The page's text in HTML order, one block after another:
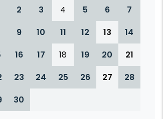
2 3 4 5 6
7
9 10 11 12 13
14
16 17 18 19 20
21
23 24 25 26 27
28
30